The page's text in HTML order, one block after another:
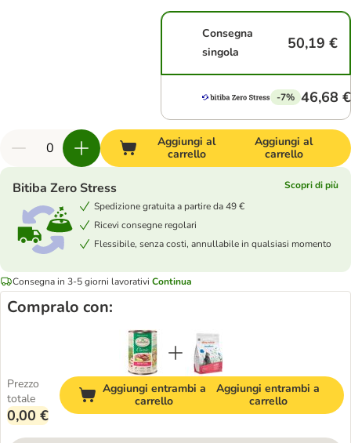
Consegna
singola
50,19 €
-7% 46,68 €
Aggiungi al
carrello
Aggiungi al
carrello
Bitiba Zero Stress
Scopri di più
Spedizione gratuita a partire da 49 €
Ricevi consegne regolari
Flessibile, senza costi, annullabile in qualsiasi momento
Consegna in 3-5 giorni lavorativi Continua
Compralo con:
Prezzo
totale
0,00 €
Aggiungi entrambi a
carrello
Aggiungi entrambi a
carrello